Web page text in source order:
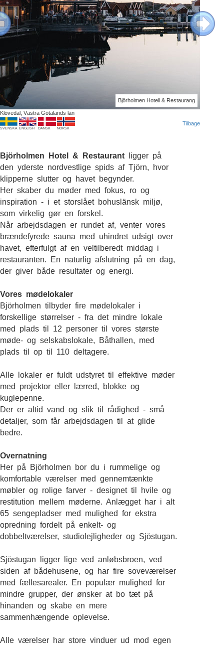
Björholmen Hotell & Restaurang
Next
Klövedal, Västra Götalands län
SVENSKA ENGLISH DANSK NORSK
Tilbage
Björholmen Hotel & Restaurant ligger på
den yderste nordvestlige spids af Tjörn, hvor
klipperne slutter og havet begynder.
Her skaber du møder med fokus, ro og
inspiration - i et storslået bohuslänsk miljø,
som virkelig gør en forskel.
Når arbejdsdagen er rundet af, venter vores
brændefyrede sauna med uhindret udsigt over
havet, efterfulgt af en veltilberedt middag i
restauranten. En naturlig afslutning på en dag,
der giver både resultater og energi.
Vores mødelokaler
Björholmen tilbyder fire mødelokaler i
forskellige størrelser - fra det mindre lokale
med plads til 12 personer til vores største
møde- og selskabslokale, Båthallen, med
plads til op til 110 deltagere.
Alle lokaler er fuldt udstyret til effektive møder
med projektor eller lærred, blokke og
kuglepenne.
Der er altid vand og slik til rådighed - små
detaljer, som får arbejdsdagen til at glide
bedre.
Overnatning
Her på Björholmen bor du i rummelige og
komfortable værelser med gennemtænkte
møbler og rolige farver - designet til hvile og
restitution mellem møderne. Anlægget har i alt
65 sengepladser med mulighed for ekstra
opredning fordelt på enkelt- og
dobbeltværelser, studiolejligheder og Sjöstugan.
Sjöstugan ligger lige ved anløbsbroen, ved
siden af bådehusene, og har fire soveværelser
med fællesarealer. En populær mulighed for
mindre grupper, der ønsker at bo tæt på
hinanden og skabe en mere
sammenhængende oplevelse.
Alle værelser har store vinduer ud mod egen